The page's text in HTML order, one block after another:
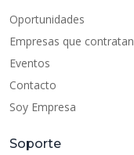
Oportunidades
Empresas que contratan
Eventos
Contacto
Soy Empresa
Soporte